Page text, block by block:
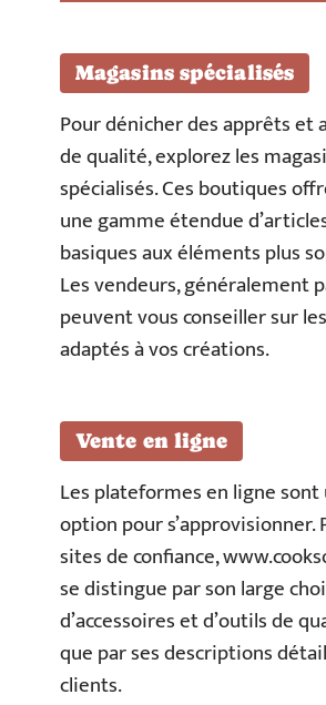
Magasins spécialisés
Pour dénicher des apprêts et
de qualité, explorez les
spécialisés. Ces boutiques
une gamme étendue
basiques aux éléments plus
Les vendeurs, généralement
peuvent vous conseiller sur
adaptés à vos créations.
Vente en ligne
Les plateformes en ligne
option pour s’approvisionner.
sites de confiance,
se distingue par son large
d’accessoires et d’outils de
que par ses descriptions
clients.